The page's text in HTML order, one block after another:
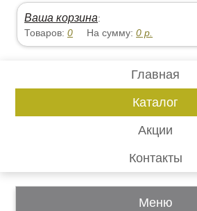
Ваша корзина:
Товаров:0 На сумму:0 р.
Главная
Каталог
Акции
Контакты
Меню